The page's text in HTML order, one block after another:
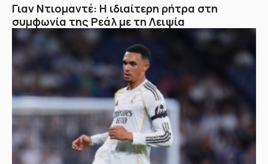
Γιαν Ντιομαντέ: Η ιδιαίτερη ρήτρα στη
συμφωνία της Ρεάλ με τη Λειψία